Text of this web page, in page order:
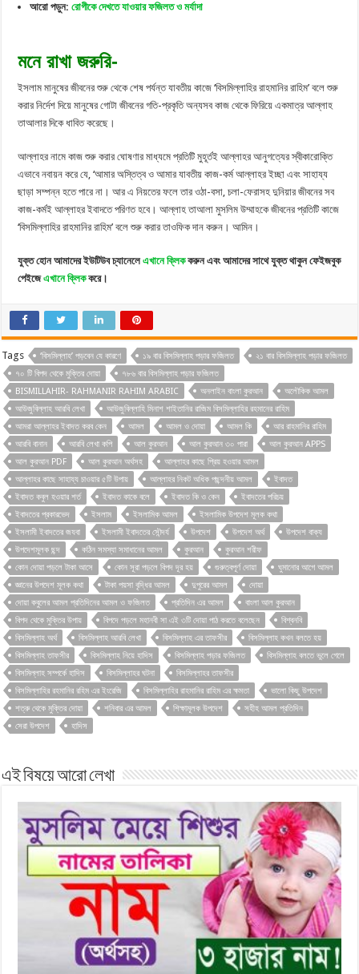
আরো পড়ুন:রোগীকে দেখতে যাওয়ার ফজিলত ও মর্যাদা
মনে রাখা জরুরি-
ইসলাম মানুষের জীবনের শুরু থেকে শেষ পর্যন্ত যাবতীয় কাজে ‘বিসমিল্লাহির রাহমানির রাহিম’ বলে শুরু
করার নির্দেশ দিয়ে মানুষের গোটা জীবনের গতি-প্রকৃতি অন্যসব কাজ থেকে ফিরিয়ে একমাত্র আল্লাহ
তাআলার দিকে ধাবিত করেছে।
আল্লাহর নামে কাজ শুরু করার ঘোষণার মাধ্যমে প্রতিটি মুহূর্তই আল্লাহর আনুগত্যের স্বীকারোক্তি
এভাবে নবায়ন করে যে, ‘আমার অস্তিত্ব ও আমার যাবতীয় কাজ-কর্ম আল্লাহর ইচ্ছা এবং সাহায্য
ছাড়া সম্পন্ন হতে পারে না। আর এ নিয়তের ফলে তার ওঠা-বসা, চলা-ফেরাসহ দুনিয়ার জীবনের সব
কাজ-কর্মই আল্লাহর ইবাদতে পরিণত হবে। আল্লাহ তাআলা মুসলিম উম্মাহকে জীবনের প্রতিটি কাজে
‘বিসমিল্লাহির রাহমানির রাহিম’ বলে শুরু করার তাওফিক দান করুন। আমিন।
যুক্ত হোন আমাদের ইউটিউব চ্যানেলেএখানে ক্লিককরুন এবং আমাদের সাথে যুক্ত থাকুন ফেইজবুক
পেইজেএখানে ক্লিককরে।
Tags ‘বিসমিল্লাহ’ পড়বেন যে কারণে ১৯ বার বিসমিল্লাহ পড়ার ফজিলত
২১ বার বিসমিল্লাহ পড়ার ফজিলত
৭০ টি বিপদ থেকে মুক্তির দোয়া
৭৮৬ বার বিসমিল্লাহ পড়ার ফজিলত
BISMILLAHIR- RAHMANIR RAHIM ARABIC
অনলাইন বাংলা কুরআন
অলৌকিক আমল
আউজুবিল্লাহ আরবি লেখা
আউজুবিল্লাহি মিনাশ শাইতানির রাজিম বিসমিল্লাহির রহমানের রাহিম
আমরা আল্লাহর ইবাদত করব কেন
আমল আমল ও দোয়া আমল কি
আর রাহমানির রাহিম
আরবি বানান
আরবি লেখা কপি আল কুরআন আল কুরআন ৩০ পারা
আল কুরআন APPS
আল কুরআন PDF
আল কুরআন অর্থসহ
আল্লাহর কাছে প্রিয় হওয়ার আমল
আল্লাহর কাছে সাহায্য চাওয়ার ৫টি উপায়
আল্লাহর নিকট অধিক পছন্দনীয় আমল
ইবাদত
ইবাদত কবুল হওয়ার শর্ত
ইবাদত কাকে বলে ইবাদত কি ও কেন
ইবাদতের পরিচয়
ইবাদতের প্রকারভেদ
ইসলাম ইসলামিক আমল
ইসলামিক উপদেশ মূলক কথা
ইসলামী ইবাদতের জযবা
ইসলামী ইবাদতের সৌন্দর্য উপদেশ উপদেশ অর্থ
উপদেশ বাক্য
উপদেশমূলক ছন্দ
কঠিন সমস্যা সমাধানের আমল কুরআন
কুরআন শরীফ
কোন দোয়া পড়লে টাকা আসে
কোন সূরা পড়লে বিপদ দূর হয় গুরুত্বপূর্ণ দোয়া
ঘুমানোর আগে আমল
জ্ঞানের উপদেশ মূলক কথা
টাকা পয়সা বৃদ্ধির আমল দুপুরের আমল
দোয়া
দোয়া কবুলের আমল প্রতিদিনের আমল ও ফজিলত
প্রতিদিন এর আমল
বাংলা আল কুরআন
বিপদ থেকে মুক্তির উপায়
বিপদে পড়লে মহানবী সা এই ৩টি দোয়া পাঠ করতে বলেছেন
বিশ্বনবি
বিসমিল্লাহ অর্থ
বিসমিল্লাহ আরবি লেখা বিসমিল্লাহ এর তাফসীর
বিসমিল্লাহ কখন বলতে হয়
বিসমিল্লাহ তাফসীর
বিসমিল্লাহ নিয়ে হাদিস বিসমিল্লাহ পড়ার ফজিলত
বিসমিল্লাহ বলতে ভুলে গেলে
বিসমিল্লাহ সম্পর্কে হাদিস
বিসমিল্লাহর ঘটনা
বিসমিল্লাহর তাফসীর
বিসমিল্লাহির রহমানির রহিম এর ইংরেজি
বিসমিল্লাহির রাহমানির রাহিম এর ক্ষমতা
ভালো কিছু উপদেশ
শত্রু থেকে মুক্তির দোয়া
শনিবার এর আমল শিক্ষামূলক উপদেশ
সহীহ আমল প্রতিদিন
সেরা উপদেশ
হাদিস
এই বিষয়ে আরো লেখা